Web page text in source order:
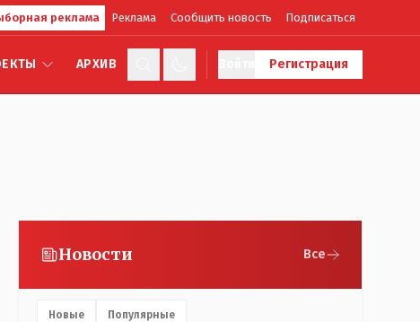
реклама Реклама Сообщить новость Подписаться
АРХИВ Регистрация
Новости Все
Новые Популярные